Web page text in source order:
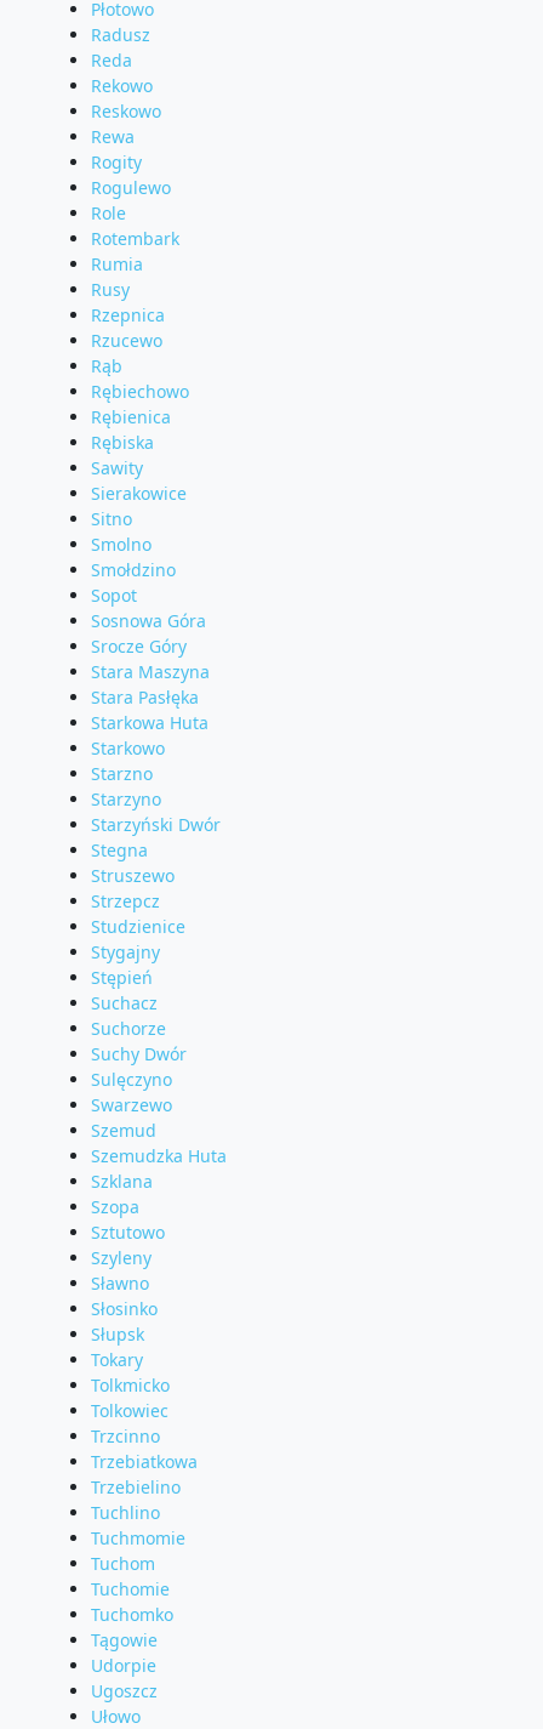
Płotowo
Radusz
Reda
Rekowo
Reskowo
Rewa
Rogity
Rogulewo
Role
Rotembark
Rumia
Rusy
Rzepnica
Rzucewo
Rąb
Rębiechowo
Rębienica
Rębiska
Sawity
Sierakowice
Sitno
Smolno
Smołdzino
Sopot
Sosnowa Góra
Srocze Góry
Stara Maszyna
Stara Pasłęka
Starkowa Huta
Starkowo
Starzno
Starzyno
Starzyński Dwór
Stegna
Struszewo
Strzepcz
Studzienice
Stygajny
Stępień
Suchacz
Suchorze
Suchy Dwór
Sulęczyno
Swarzewo
Szemud
Szemudzka Huta
Szklana
Szopa
Sztutowo
Szyleny
Sławno
Słosinko
Słupsk
Tokary
Tolkmicko
Tolkowiec
Trzcinno
Trzebiatkowa
Trzebielino
Tuchlino
Tuchmomie
Tuchom
Tuchomie
Tuchomko
Tągowie
Udorpie
Ugoszcz
Ułowo